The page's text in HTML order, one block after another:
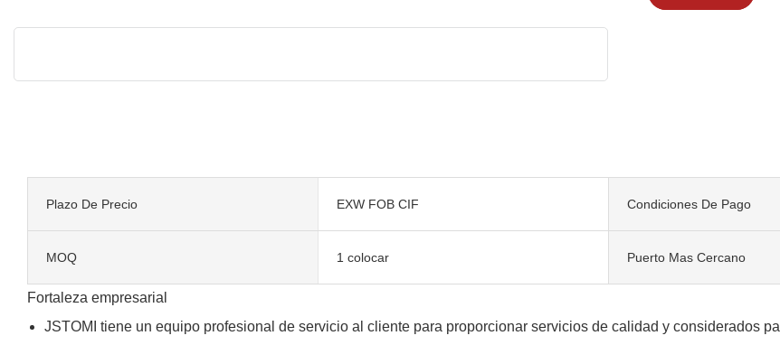
Plazo De Precio EXW FOB CIF Condiciones De Pago
MOQ 1 colocar Puerto Mas Cercano
Fortaleza empresarial
JSTOMI tiene un equipo profesional de servicio al cliente para proporcionar servicios de calidad y considerados